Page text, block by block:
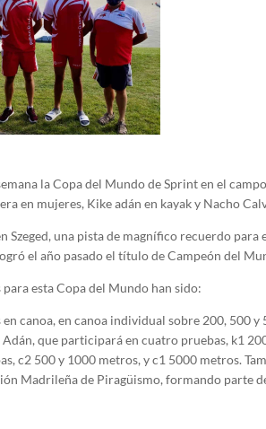
la Copa del Mundo de Sprint en el campo
en mujeres, Kike adán en kayak y Nacho
una pista de magnífico recuerdo
el año pasado el título de Campeón del
esta Copa del Mundo han sido:
canoa, en canoa individual sobre 200, 500
que participará en cuatro pruebas, k1
c2 500 y 1000 metros, y c1 5000 metros.
Madrileña de Piragüismo, formando parte